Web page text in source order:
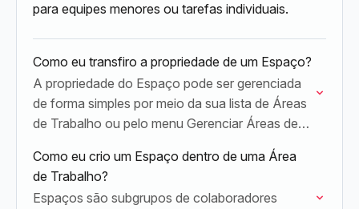
para equipes menores ou tarefas individuais.
Como eu transfiro a propriedade de um Espaço?
A propriedade do Espaço pode ser gerenciada
de forma simples por meio da sua lista de Áreas
de Trabalho ou pelo menu Gerenciar Áreas de
Como eu crio um Espaço dentro de uma Área
de Trabalho?
Espaços são subgrupos de colaboradores